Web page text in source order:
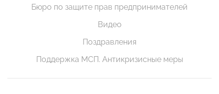
Бюро по защите прав предпринимателей
Видео
Поздравления
Поддержка МСП. Антикризисные меры